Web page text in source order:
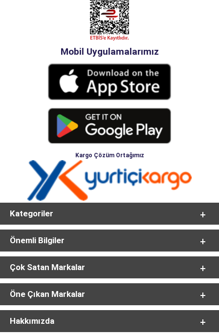
Mobil Uygulamalarımız
Kargo Çözüm Ortağımız
Kategoriler
Önemli Bilgiler
Çok Satan Markalar
Öne Çıkan Markalar
Hakkımızda